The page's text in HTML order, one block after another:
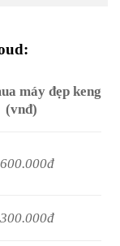
máy đẹp keng
(vnđ)